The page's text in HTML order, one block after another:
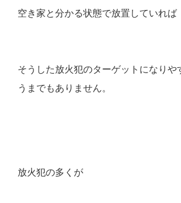
空き家と分かる状態で放置していれば
そうした放火犯のターゲットになりや
うまでもありません。
放火犯の多くが